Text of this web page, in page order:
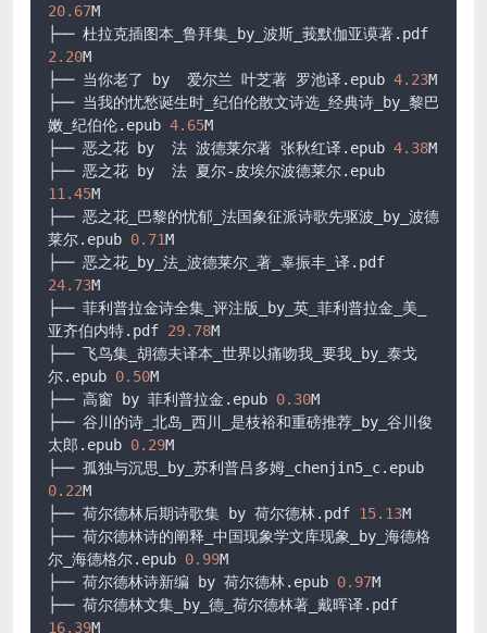
20.67M
├── 杜拉克插图本_鲁拜集_by_波斯_莪默伽亚谟著.pdf
2.20M
├── 当你老了 by  爱尔兰 叶芝著 罗池译 .epub 4.23M
├── 当我的忧愁诞生时_纪伯伦散文诗选_经典诗_by_黎巴
嫩_纪伯伦.epub 4.65M
├── 恶之花 by  法 波德莱尔著 张秋红译 .epub 4.38M
├── 恶之花 by  法 夏尔-皮埃尔波德莱尔.epub
11.45M
├── 恶之花_巴黎的忧郁_法国象征派诗歌先驱波_by_波德
莱尔.epub 0.71M
├── 恶之花_by_法_波德莱尔_著_辜振丰_译 .pdf
24.73M
├── 菲利普拉金诗全集_评注版_by_英_菲利普拉金_美_
亚齐伯内特.pdf 29.78M
├── 飞鸟集_胡德夫译本_世界以痛吻我_要我_by_泰戈
尔.epub 0.50M
├── 高窗 by 菲利普拉金 .epub 0.30M
├── 谷川的诗_北岛_西川_是枝裕和重磅推荐_by_谷川俊
太郎 .epub 0.29M
├── 孤独与沉思_by_苏利普吕多姆_chenjin5_c.epub
0.22M
├── 荷尔德林后期诗歌集 by 荷尔德林.pdf 15.13M
├── 荷尔德林诗的阐释_中国现象学文库现象_by_海德格
尔_海德格尔.epub 0.99M
├── 荷尔德林诗新编 by 荷尔德林.epub 0.97M
├── 荷尔德林文集_by_德_荷尔德林著_戴晖译 .pdf
16.39M